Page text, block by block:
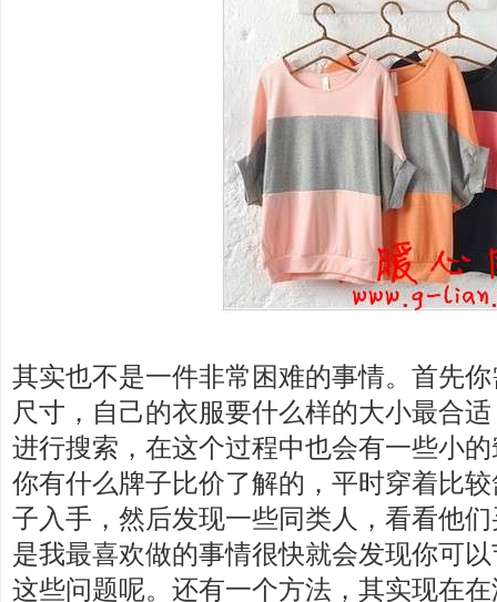
其实也不是一件非常困难的事情。首先
尺寸，自己的衣服要什么样的大小最合
进行搜索，在这个过程中也会有一些小
你有什么牌子比价了解的，平时穿着比
子入手，然后发现一些同类人，看看他
是我最喜欢做的事情很快就会发现你可
这些问题呢。还有一个方法，其实现在